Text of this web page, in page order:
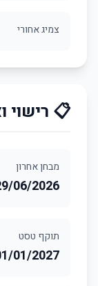
צמיג אחורי
📋 רישוי
מבחן אחרון
06/2026
תוקף טסט
01/2027